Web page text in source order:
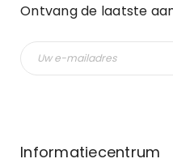
Ontvang de laatste
Informatiecentrum